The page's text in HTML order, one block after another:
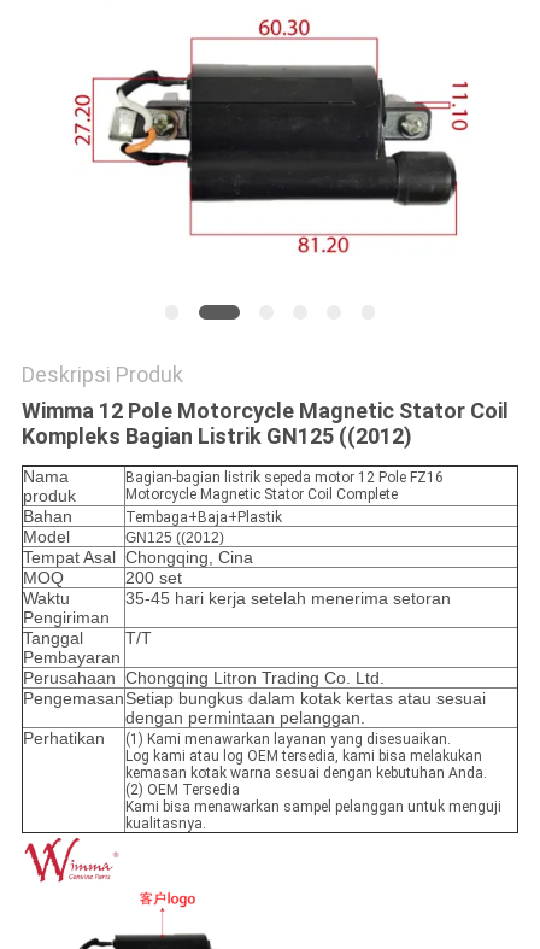
Deskripsi Produk
Wimma 12 Pole Motorcycle Magnetic Stator Coil
Kompleks Bagian Listrik GN125 ((2012)
Nama
produk
Bagian-bagian listrik sepeda motor 12 Pole FZ16
Motorcycle Magnetic Stator Coil Complete
Bahan Tembaga+Baja+Plastik
Model GN125 ((2012)
Tempat Asal Chongqing, Cina
MOQ
200 set
Waktu
Pengiriman
35-45 hari kerja setelah menerima setoran
Tanggal
Pembayaran
T/T
Perusahaan Chongqing Litron Trading Co. Ltd.
PengemasanSetiap bungkus dalam kotak kertas atau sesuai
dengan permintaan pelanggan.
Perhatikan
(1) Kami menawarkan layanan yang disesuaikan.
Log kami atau log OEM tersedia, kami bisa melakukan
kemasan kotak warna sesuai dengan kebutuhan Anda.
(2) OEM Tersedia
Kami bisa menawarkan sampel pelanggan untuk menguji
kualitasnya.